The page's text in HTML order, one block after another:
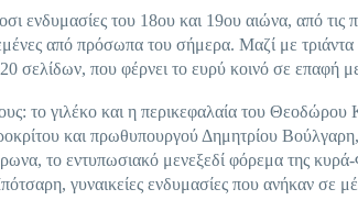
ενδυμασίες του 18ου και 19ου αιώνα, από
από πρόσωπα του σήμερα. Μαζί με τριάντα
σελίδων, που φέρνει το ευρύ κοινό σε επαφή
το γιλέκο και η περικεφαλαία του
και πρωθυπουργού Δημητρίου
το εντυπωσιακό μενεξεδί φόρεμα της
γυναικείες ενδυμασίες που ανήκαν σε